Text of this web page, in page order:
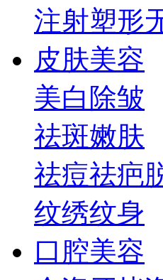
注射塑形
皮肤美容
美白 除皱
祛斑嫩肤
祛痘祛疤
纹绣纹身
口腔美容